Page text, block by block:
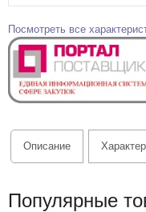
Посмотреть все
Описание
Популярные